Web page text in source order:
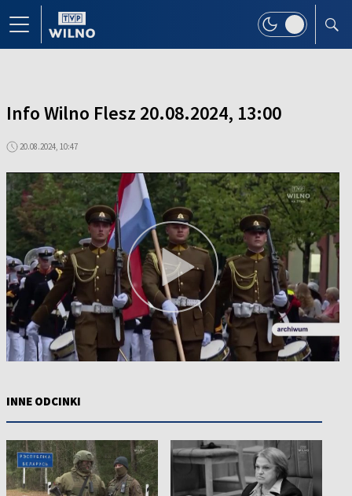
Info Wilno Flesz 20.08.2024, 13:00
20.08.2024, 10:47
INNE ODCINKI